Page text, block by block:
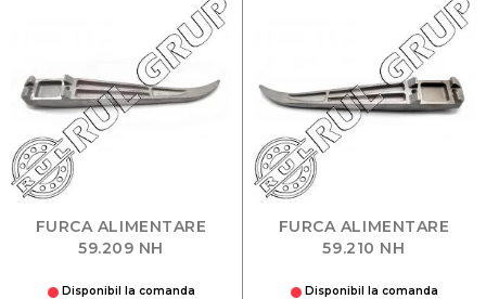
FURCA ALIMENTARE
59.209 NH
Disponibil la comanda
FURCA ALIMENTARE
59.210 NH
Disponibil la comanda